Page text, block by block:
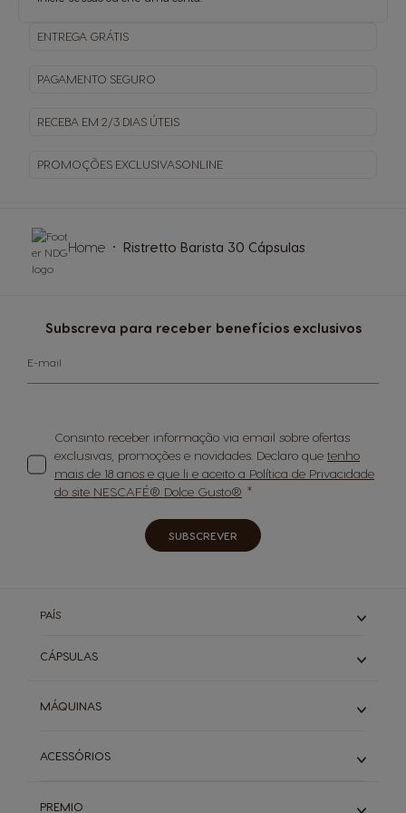
ENTREGA GRÁTIS
PAGAMENTO SEGURO
RECEBA EM 2/3 DIAS ÚTEIS
PROMOÇÕES EXCLUSIVASONLINE
Subscreva para receber benefícios exclusivos
E-mail
Consinto receber informação via email sobre ofertas
exclusivas, promoções e novidades. Declaro que tenho
mais de 18 anos e que li e aceito a Política de Privacidade
do site NESCAFÉ® Dolce Gusto®
SUBSCREVER
Home Ristretto Barista 30 Cápsulas
PAÍS
CÁPSULAS
Cafés Longos
Descafeinados
MÁQUINAS
Infinissima
Mini Me
ACESSÓRIOS
PREMIO